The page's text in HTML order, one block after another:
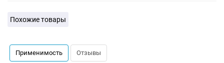
Похожие товары
Применимость Отзывы